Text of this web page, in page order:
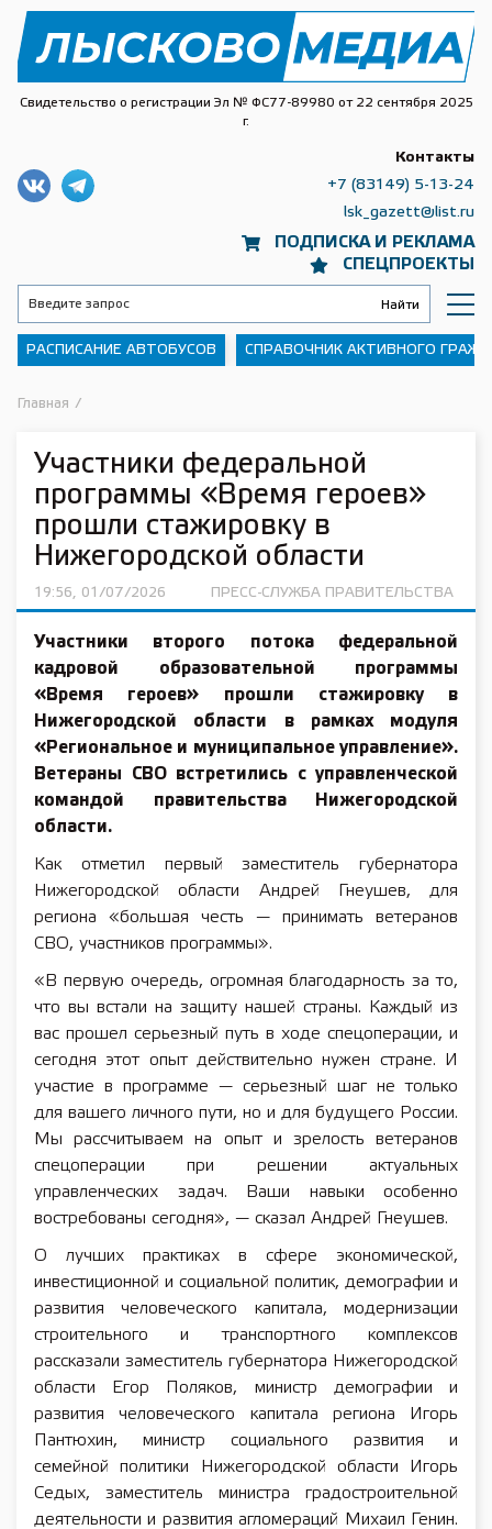
Свидетельство о регистрации Эл № ФС77-89980 от 22 сентября 2025
г.
ПОДПИСКА И РЕКЛАМА
СПЕЦПРОЕКТЫ
Контакты
+7 (83149) 5-13-24
lsk_gazett@list.ru
РАСПИСАНИЕ АВТОБУСОВ СПРАВОЧНИК АКТИВНОГО
Главная /
Участники федеральной
программы «Время героев»
прошли стажировку в
Нижегородской области
19:56, 01/07/2026 ПРЕСС-СЛУЖБА ПРАВИТЕЛЬСТВА
Участники второго потока федеральной
кадровой образовательной программы
«Время героев» прошли стажировку в
Нижегородской области в рамках модуля
«Региональное и муниципальное управление».
Ветераны СВО встретились с управленческой
командой правительства Нижегородской
области.
Как отметил первый заместитель губернатора
Нижегородской области Андрей Гнеушев, для
региона «большая честь — принимать ветеранов
СВО, участников программы».
«В первую очередь, огромная благодарность за то,
что вы встали на защиту нашей страны. Каждый из
вас прошел серьезный путь в ходе спецоперации, и
сегодня этот опыт действительно нужен стране. И
участие в программе — серьезный шаг не только
для вашего личного пути, но и для будущего России.
Мы рассчитываем на опыт и зрелость ветеранов
спецоперации при решении актуальных
управленческих задач. Ваши навыки особенно
востребованы сегодня», — сказал Андрей Гнеушев.
О лучших практиках в сфере экономической,
инвестиционной и социальной политик, демографии и
развития человеческого капитала, модернизации
строительного и транспортного комплексов
рассказали заместитель губернатора Нижегородской
области Егор Поляков, министр демографии и
развития человеческого капитала региона Игорь
Пантюхин, министр социального развития и
семейной политики Нижегородской области Игорь
Седых, заместитель министра градостроительной
деятельности и развития агломераций Михаил Генин.